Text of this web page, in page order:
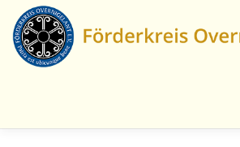
Inhalt
springen